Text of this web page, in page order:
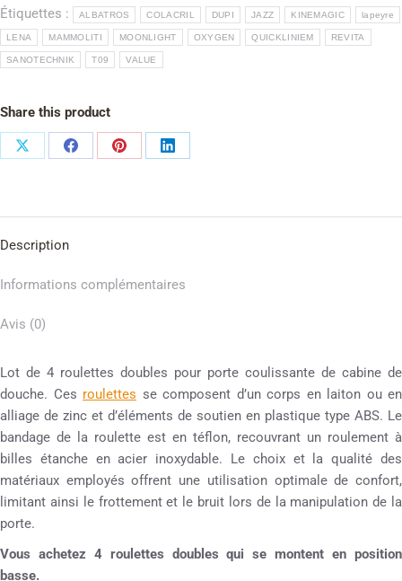
Étiquettes :
ALBATROS COLACRIL DUPI JAZZ KINEMAGIC lapeyre
LENA MAMMOLITI MOONLIGHT OXYGEN QUICKLINIEM REVITA
SANOTECHNIK T09 VALUE
Share this product
Description
Informations complémentaires
Avis (0)
Lot de 4 roulettes doubles pour porte coulissante de cabine de
douche. Ces roulettes se composent d’un corps en laiton ou en
alliage de zinc et d’éléments de soutien en plastique type ABS. Le
bandage de la roulette est en téflon, recouvrant un roulement à
billes étanche en acier inoxydable. Le choix et la qualité des
matériaux employés offrent une utilisation optimale de confort,
limitant ainsi le frottement et le bruit lors de la manipulation de la
porte.
Vous achetez 4 roulettes doubles qui se montent en position
basse.